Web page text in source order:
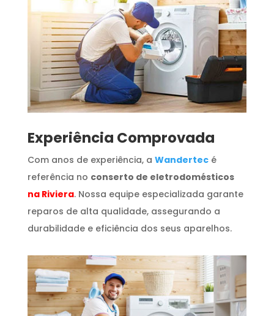
​Experiência Comprovada
Com anos de experiência, a Wandertecé
referência no conserto de eletrodomésticos
na Riviera. Nossa equipe especializada garante
reparos de alta qualidade, assegurando a
durabilidade e eficiência dos seus aparelhos.